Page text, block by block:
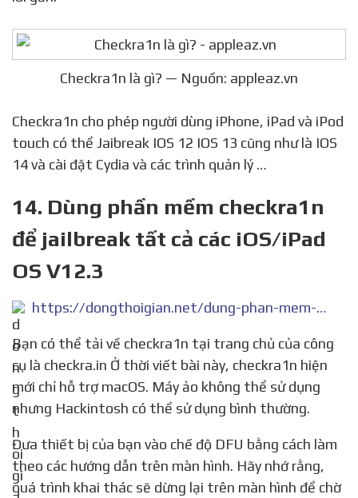
Checkra1n là gì? — Nguồn: appleaz.vn
Checkra1n cho phép người dùng iPhone, iPad và iPod
touch có thể Jaibreak IOS 12 IOS 13 cũng như là IOS
14 và cài đặt Cydia và các trình quản lý …
14. Dùng phần mềm checkra1n
để jailbreak tất cả các iOS/iPad
OS V12.3
https://dongthoigian.net/dung-phan-mem-checkra1n-de-jailbreak-tat-ca-cac-ios-ipados-v12-3/
Bạn có thể tải về checkra1n tại trang chủ của công
cụ là checkra.in Ở thời viết bài này, checkra1n hiện
mới chỉ hỗ trợ macOS. Máy ảo không thể sử dụng
nhưng Hackintosh có thể sử dụng bình thường.
Đưa thiết bị của bạn vào chế độ DFU bằng cách làm
theo các hướng dẫn trên màn hình. Hãy nhớ rằng,
quá trình khai thác sẽ dừng lại trên màn hình để chờ